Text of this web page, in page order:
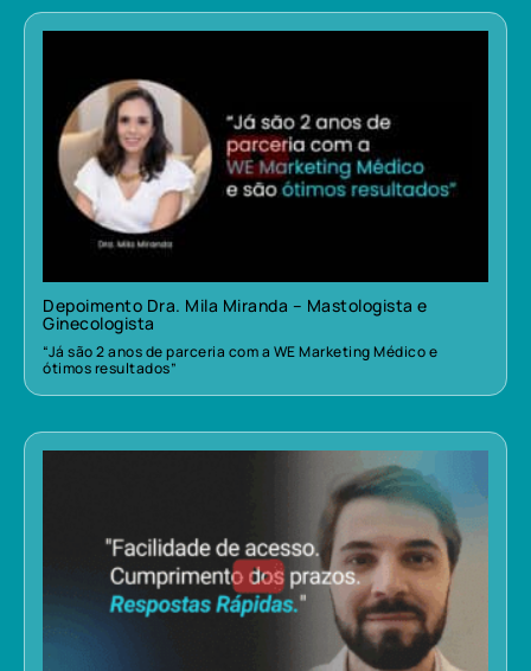
Depoimento Dra. Mila Miranda – Mastologista e
Ginecologista
“Já são 2 anos de parceria com a WE Marketing Médico e
ótimos resultados”